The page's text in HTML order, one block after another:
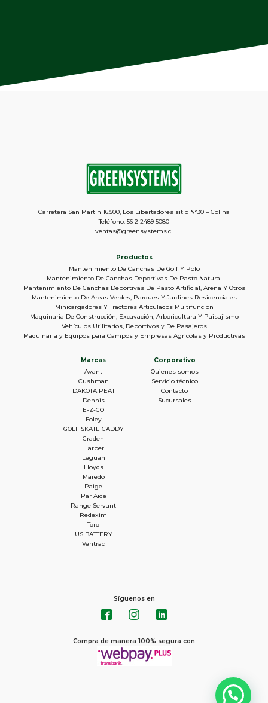
Productos
Mantenimiento De Canchas De Golf Y Polo
Mantenimiento De Canchas Deportivas De Pasto Natural
Mantenimiento De Canchas Deportivas De Pasto Artificial, Arena Y Otros
Mantenimiento De Areas Verdes, Parques Y Jardines Residenciales
Minicargadores Y Tractores Articulados Multifuncion
Maquinaria De Construcción, Excavación, Arboricultura Y Paisajismo
Vehículos Utilitarios, Deportivos y De Pasajeros
Maquinaria y Equipos para Campos y Empresas Agrícolas y Productivas
Marcas
Avant
Cushman
DAKOTA PEAT
Dennis
E-Z-GO
Foley
GOLF SKATE CADDY
Graden
Harper
Leguan
Lloyds
Maredo
Paige
Par Aide
Range Servant
Redexim
Toro
US BATTERY
Ventrac
Corporativo
Quienes somos
Servicio técnico
Contacto
Sucursales
Carretera San Martin 16.500, Los Libertadores sitio N°30 – Colina
Teléfono: 56 2 2489 5080
ventas@greensystems.cl
Síguenos en
Compra de manera 100% segura con